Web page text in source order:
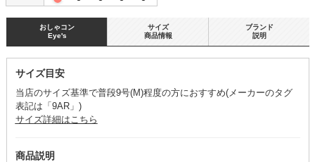
おしゃコン
Eye's
サイズ目安
当店のサイズ基準で普段9号(M)程度の方におすすめ(メーカーのタグ
表記は「9AR」)
サイズ詳細はこちら
商品説明
サイズ
商品情報
ブランド
説明